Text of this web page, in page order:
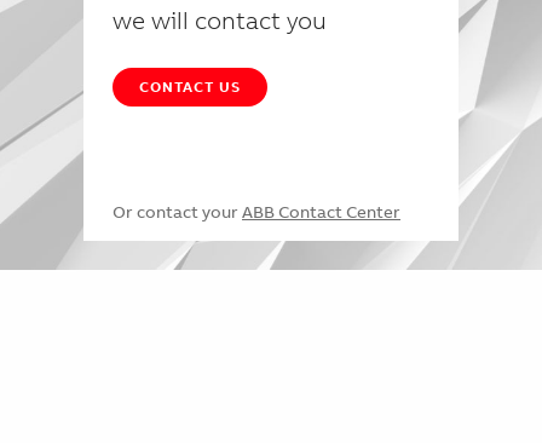
we will contact you
CONTACT US
Or contact your ABB Contact Center